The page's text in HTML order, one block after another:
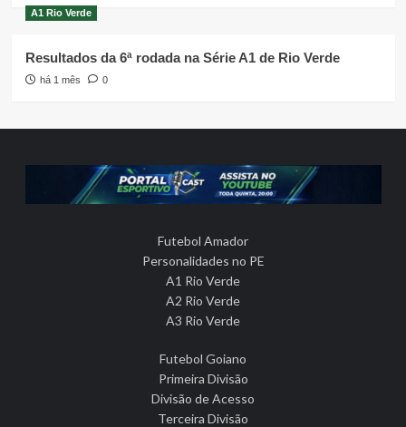
A1 Rio Verde
Resultados da 6ª rodada na Série A1 de Rio Verde
há 1 mês 0
Futebol Amador
Personalidades no PE
A1 Rio Verde
A2 Rio Verde
A3 Rio Verde
Futebol Goiano
Primeira Divisão
Divisão de Acesso
Terceira Divisão